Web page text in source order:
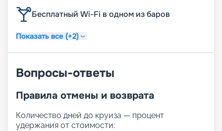
Бесплатный Wi-Fi в одном из баров
Показать все (+2)
Вопросы-ответы
Правила отмены и возврата
Количество дней до круиза — процент
удержания от стоимости: